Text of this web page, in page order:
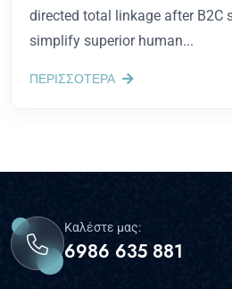
directed total linkage after B2C
simplify superior human...
ΠΕΡΙΣΣΟΤΕΡΑ
Καλέστε μας:
6986 635 881